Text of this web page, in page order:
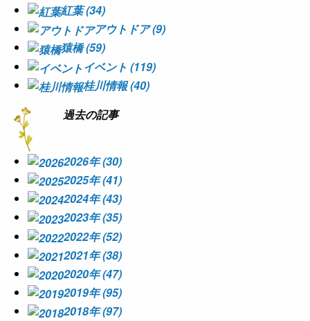
紅葉 (34)
アウトドア (9)
猿橋 (59)
イベント (119)
桂川情報 (40)
過去の記事
2026年 (30)
2025年 (41)
2024年 (43)
2023年 (35)
2022年 (52)
2021年 (38)
2020年 (47)
2019年 (95)
2018年 (97)